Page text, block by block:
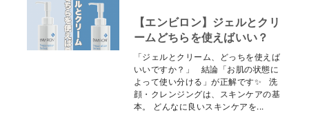
【エンビロン】ジェルとクリ
ームどちらを使えばいい？
「ジェルとクリーム、どっちを使えば
いいですか？」 結論「お肌の状態に
よって使い分ける」が正解です✨ 洗
顔・クレンジングは、スキンケアの基
本。 どんなに良いスキンケアを...